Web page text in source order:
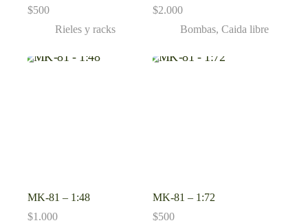
$500
Rieles y racks
$2.000
Bombas,Caida libre
MK-81 – 1:48
$1.000
MK-81 – 1:72
$500